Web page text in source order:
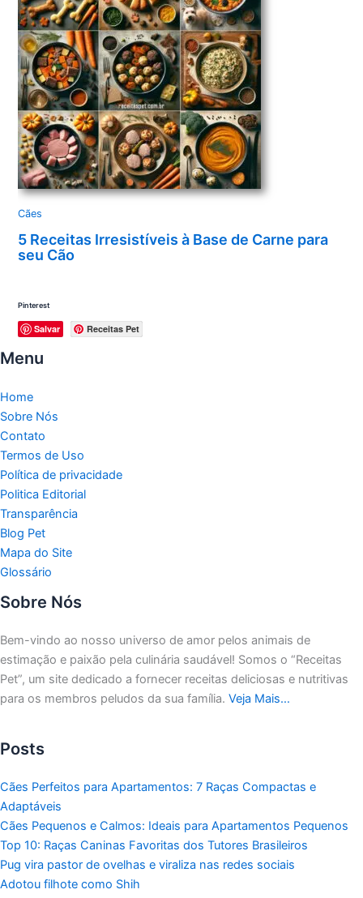
Cães
5 Receitas Irresistíveis à Base de Carne para
seu Cão
Pinterest
Salvar Receitas Pet
Menu
Home
Sobre Nós
Contato
Termos de Uso
Política de privacidade
Politica Editorial
Transparência
Blog Pet
Mapa do Site
Glossário
Sobre Nós
Bem-vindo ao nosso universo de amor pelos animais de
estimação e paixão pela culinária saudável! Somos o “Receitas
Pet”, um site dedicado a fornecer receitas deliciosas e nutritivas
para os membros peludos da sua família. Veja Mais…
Posts
Cães Perfeitos para Apartamentos: 7 Raças Compactas e
Adaptáveis
Cães Pequenos e Calmos: Ideais para Apartamentos Pequenos
Top 10: Raças Caninas Favoritas dos Tutores Brasileiros
Pug vira pastor de ovelhas e viraliza nas redes sociais
Adotou filhote como Shih